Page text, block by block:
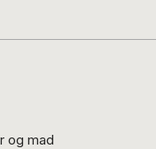
og mad